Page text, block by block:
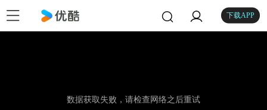
下载APP
数据获取失败，请检查网络之后重试